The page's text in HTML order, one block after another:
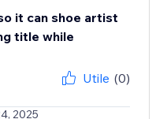
it can shoe artist
title while
Utile (0)
2025